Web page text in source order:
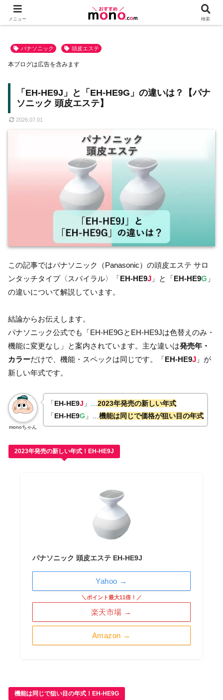
パナソニック 頭皮エステ
「EH-HE9J」と「EH-HE9G」の違いは？【パナ
ソニック 頭皮エステ】
2026.07.01
本ブログは広告を含みます
この記事ではパナソニック（Panasonic）の頭皮エステ サロ
ンタッチタイプ〈スパイラル〉「EH-HE9J 」と「EH-HE9G 」
の違いについて解説しています。
結論からお伝えします。
パナソニック公式でも「EH-HE9GとEH-HE9Jは色替えのみ・
機能に変更なし」と案内されています。主な違いは発売年・
カラーだけで、機能・スペックは同じです。「EH-HE9J 」が
新しい年式です。
monoちゃん
「EH-HE9J 」… 2023年発売の新しい年式
「EH-HE9G 」… 機能は同じで価格が狙い目の年式
2023年発売の新しい年式！EH-HE9J
パナソニック 頭皮エステ EH-HE9J
Amazon →
＼ポイント最大11倍！／
楽天市場 →
Yahoo →
機能は同じで狙い目の年式！EH-HE9G
メニュー 検索